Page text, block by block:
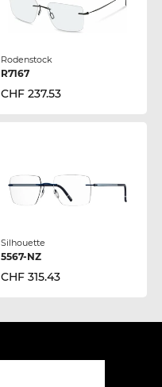
Rodenstock
R7167
CHF 237.53
Silhouette
5567-NZ
CHF 315.43